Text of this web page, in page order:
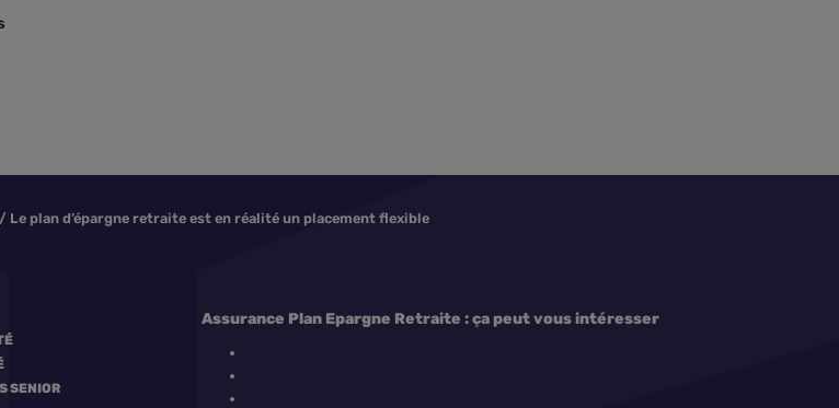
Le plan d’épargne retraite est en réalité un placement flexible
SENIOR
Assurance Plan Epargne Retraite : ça peut vous intéresser